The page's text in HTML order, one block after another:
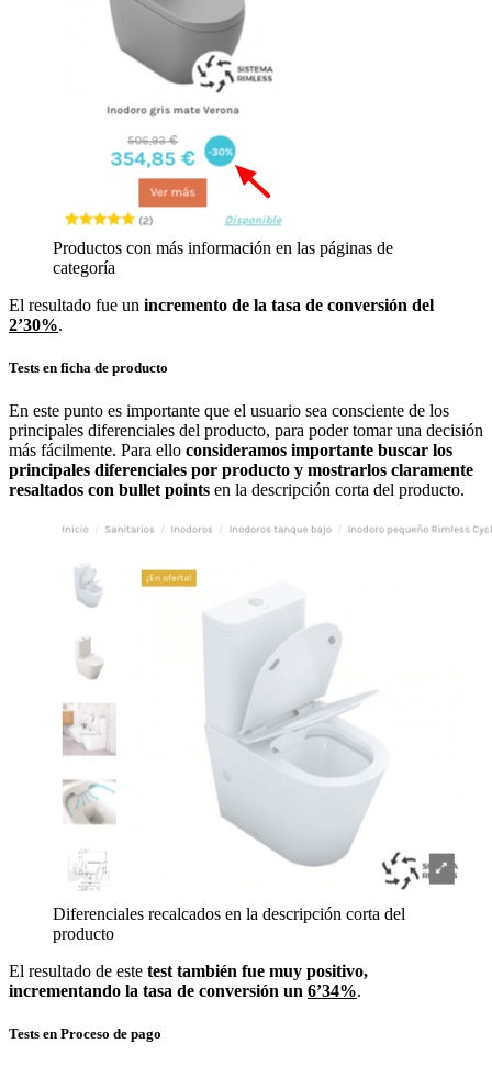
Productos con más información en las páginas de
categoría
El resultado fue un incremento de la tasa de conversión del
2’30%.
Tests en ficha de producto
En este punto es importante que el usuario sea consciente de los
principales diferenciales del producto, para poder tomar una decisión
más fácilmente. Para ello consideramos importante buscar los
principales diferenciales por producto y mostrarlos claramente
resaltados con bullet points en la descripción corta del producto.
Diferenciales recalcados en la descripción corta del
producto
El resultado de este test también fue muy positivo,
incrementando la tasa de conversión un 6’34%.
Tests en Proceso de pago